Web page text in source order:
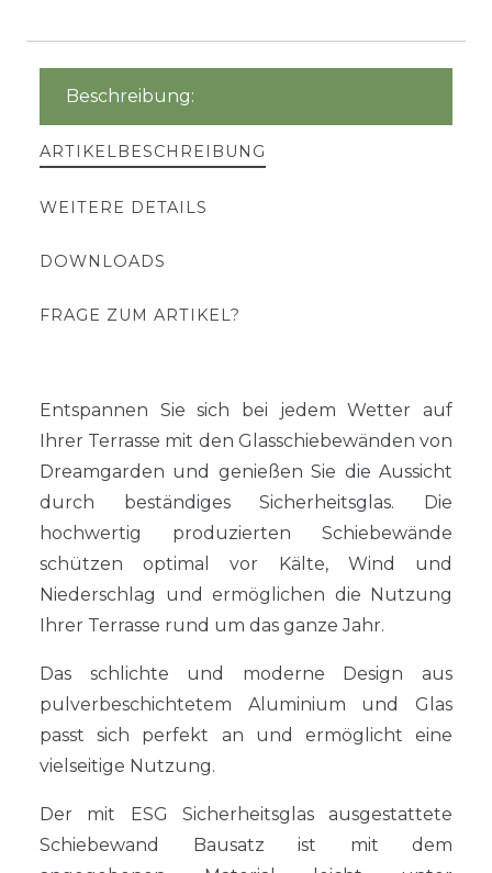
Beschreibung:
ARTIKELBESCHREIBUNG
WEITERE DETAILS
DOWNLOADS
FRAGE ZUM ARTIKEL?
Entspannen Sie sich bei jedem Wetter auf
Ihrer Terrasse mit den Glasschiebewänden von
Dreamgarden und genießen Sie die Aussicht
durch beständiges Sicherheitsglas. Die
hochwertig produzierten Schiebewände
schützen optimal vor Kälte, Wind und
Niederschlag und ermöglichen die Nutzung
Ihrer Terrasse rund um das ganze Jahr.
Das schlichte und moderne Design aus
pulverbeschichtetem Aluminium und Glas
passt sich perfekt an und ermöglicht eine
vielseitige Nutzung.
Der mit ESG Sicherheitsglas ausgestattete
Schiebewand Bausatz ist mit dem